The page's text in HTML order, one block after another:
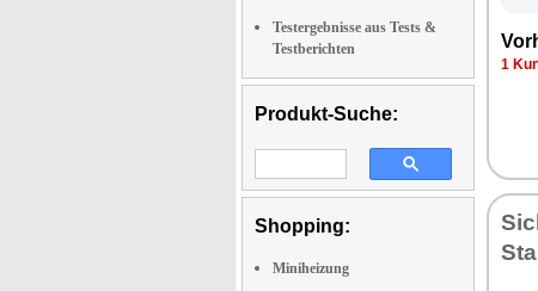
Testergebnisse aus Tests &
Testberichten
Produkt-Suche:
Shopping:
Miniheizung
1